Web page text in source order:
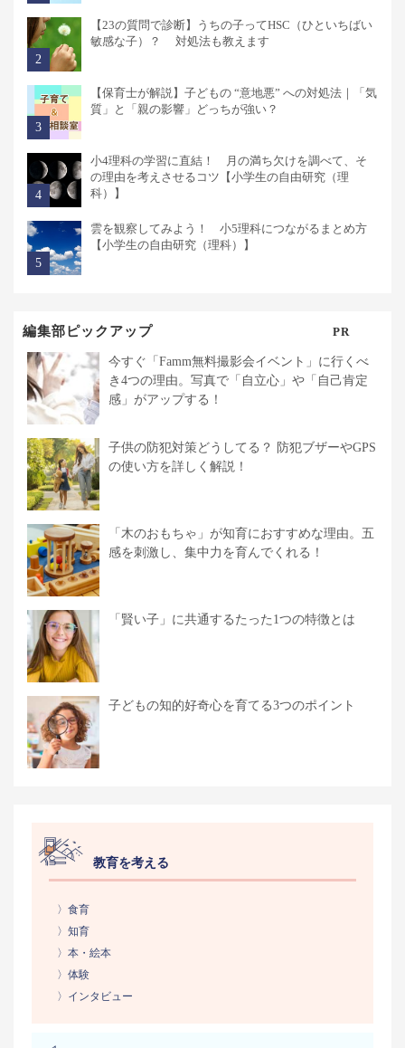
【23の質問で診断】うちの子ってHSC（ひといちばい
敏感な子）？ 対処法も教えます
【保育士が解説】子どもの “意地悪” への対処法｜「気
質」と「親の影響」どっちが強い？
小4理科の学習に直結！ 月の満ち欠けを調べて、そ
の理由を考えさせるコツ【小学生の自由研究（理
科）】
雲を観察してみよう！ 小5理科につながるまとめ方
【小学生の自由研究（理科）】
編集部ピックアップ PR
今すぐ「Famm無料撮影会イベント」に行くべ
き4つの理由。写真で「自立心」や「自己肯定
感」がアップする！
子供の防犯対策どうしてる？ 防犯ブザーやGPS
の使い方を詳しく解説！
「木のおもちゃ」が知育におすすめな理由。五
感を刺激し、集中力を育んでくれる！
「賢い子」に共通するたった1つの特徴とは
子どもの知的好奇心を育てる3つのポイント
教育を考える
〉食育
〉知育
〉本・絵本
〉体験
〉インタビュー